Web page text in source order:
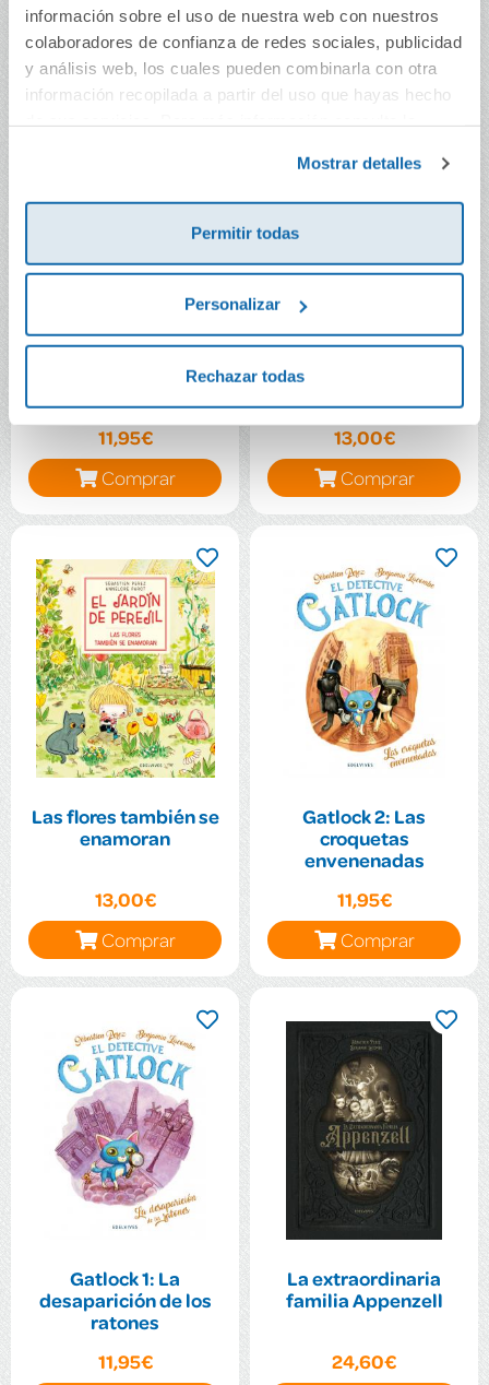
información sobre el uso de nuestra web con nuestros
colaboradores de confianza de redes sociales, publicidad
y análisis web, los cuales pueden combinarla con otra
información recopilada a partir del uso que hayas hecho
Mostrar detalles
Permitir todas
Personalizar
Rechazar todas
Comprar
Comprar
Gatlock 1: A
desaparición dos
11,95€
Comprar
Los árboles también
13,00€
Comprar
Las flores también se
enamoran
13,00€
Comprar
Gatlock 2: Las
croquetas
envenenadas
11,95€
Comprar
Gatlock 1: La
desaparición de los
ratones
11,95€
La extraordinaria
familia Appenzell
24,60€